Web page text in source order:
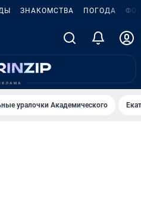
ЗНАКОМСТВА ПОГОДА
уралочки Академического